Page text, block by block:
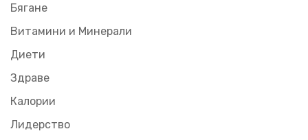
Бягане
Витамини и Минерали
Диети
Здраве
Калории
Лидерство